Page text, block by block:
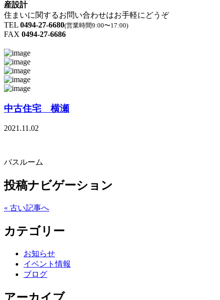
産設計
住まいに関するお問い合わせはお手軽にどうぞ
TEL 0494-27-6680(営業時間9:00〜17:00)
FAX 0494-27-6686
中古住宅 横瀬
2021.11.02
バスルーム
投稿ナビゲーション
« 古い記事へ
カテゴリー
お知らせ
イベント情報
ブログ